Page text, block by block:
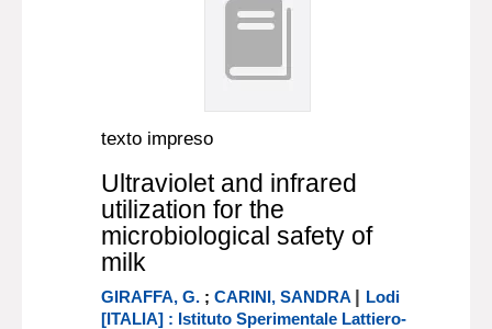
texto impreso
Ultraviolet and infrared
utilization for the
microbiological safety of
milk
GIRAFFA, G. ;CARINI, SANDRA | Lodi
[ITALIA] : Istituto Sperimentale Lattiero-